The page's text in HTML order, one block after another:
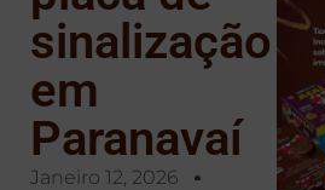
sinalização
em
Paranavaí
Janeiro 12, 2026